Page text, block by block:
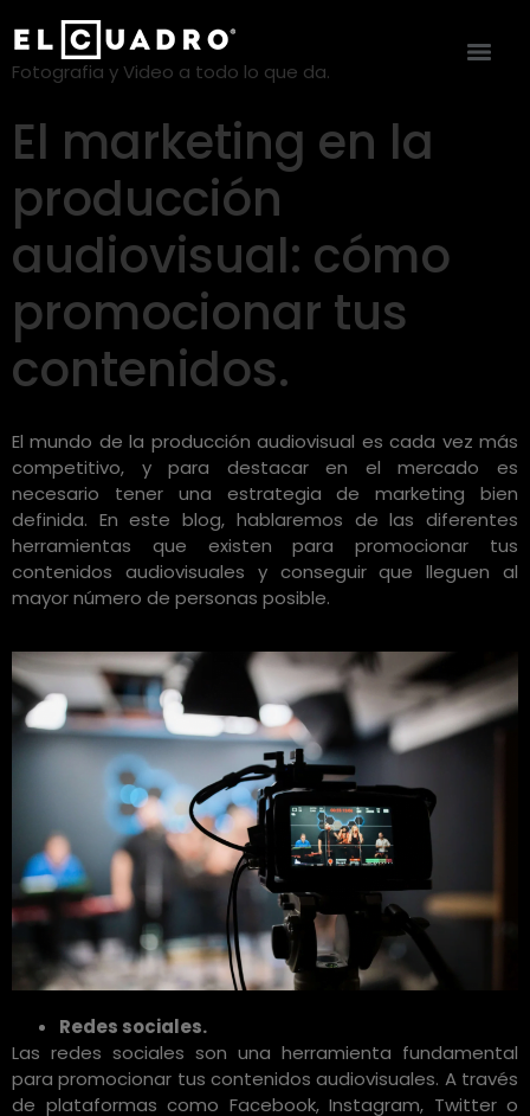
Fotografia y Video a todo lo que da.
El marketing en la
producción
audiovisual: cómo
promocionar tus
contenidos.
El mundo de la producción audiovisual es cada vez más
competitivo, y para destacar en el mercado es
necesario tener una estrategia de marketing bien
definida. En este blog, hablaremos de las diferentes
herramientas que existen para promocionar tus
contenidos audiovisuales y conseguir que lleguen al
mayor número de personas posible.
Redes sociales.
Las redes sociales son una herramienta fundamental
para promocionar tus contenidos audiovisuales. A través
de plataformas como Facebook, Instagram, Twitter o